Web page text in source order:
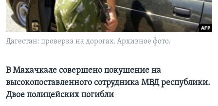
Learning English
СОЦИАЛЬНЫЕ СЕТИ
Дагестан: проверка на дорогах. Архивное фото.
В Махачкале совершено покушение на
высокопоставленного сотрудника МВД республики.
Двое полицейских погибли